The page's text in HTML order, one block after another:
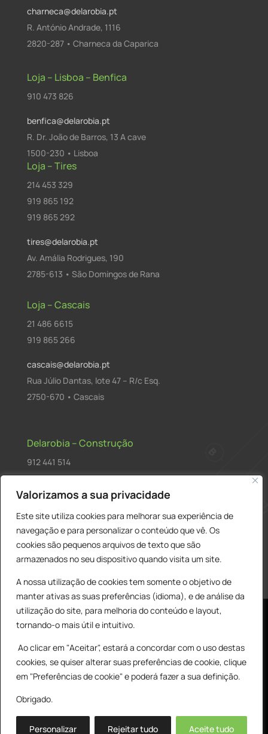
Valorizamos a sua privacidade
Este site utiliza cookies para melhorar sua experiência de
navegação e para personalizar o conteúdo que vê. Os
cookies são pequenos arquivos de texto que são
armazenados no seu dispositivo quando visita um site.
A nossa utilização de cookies tem somente o objetivo de
manter ativas as suas preferências (idioma), e de análise da
utilização do site, para melhoria do conteúdo e layout,
tornando-o mais útil e intuitivo.
Ao clicar em "Aceitar", estará a concordar com o uso destas
cookies, se quiser alterar suas preferências de cookie, clique
em "Preferências de cookie" e poderá fazer a sua definição.
Obrigado.
Personalizar Rejeitar tudo Aceite tudo
charneca@delarobia.pt
R. António Andrade, 1116
2820-287 • Charneca da Caparica
Loja – Lisboa – Benfica
910 473 826
benfica@delarobia.pt
R. Dr. João de Barros, 13 A cave
1500-230 • Lisboa
Loja – Tires
214 453 329
919 865 192
919 865 292
tires@delarobia.pt
Av. Amália Rodrigues, 190
2785-613 • São Domingos de Rana
Loja – Cascais
21 486 6615
919 865 266
cascais@delarobia.pt
Rua Júlio Dantas, lote 47 – R/c Esq.
2750-670 • Cascais
Delarobia – Construção
912 441 514
R. António Andrade, 1171
2820-287 • Charneca de Caparica
Products
search PESQUISAR
© All Copyright 2025 by Delarobia.pt 0